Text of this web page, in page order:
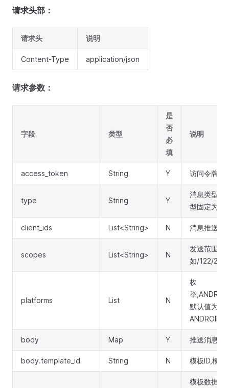
请求头部：
请求头 说明
Content-Type application/json
请求参数：
字段 类型
是
否
必
填
说明
access_token String Y 访问令牌
type String Y
消息类型,
型固定为
client_ids List<String> N 消息推送的
scopes List<String> N
发送范围,
如/122/234/
platforms List N
枚
举
默认值为
ANDROID
body Map Y 推送消息体
body.template_id String N 模板ID,模板
模板数据,